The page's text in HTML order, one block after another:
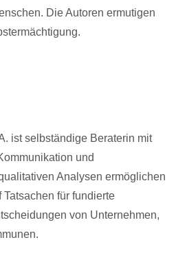
Die Autoren ermutigen
ist selbständige Beraterin mit
und
Analysen ermöglichen
für fundierte
von Unternehmen,